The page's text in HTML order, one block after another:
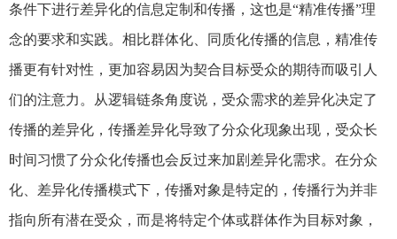
条件下进行差异化的信息定制和传播，这也是“精准传播”理
念的要求和实践。相比群体化、同质化传播的信息，精准传
播更有针对性，更加容易因为契合目标受众的期待而吸引人
们的注意力。从逻辑链条角度说，受众需求的差异化决定了
传播的差异化，传播差异化导致了分众化现象出现，受众长
时间习惯了分众化传播也会反过来加剧差异化需求。在分众
化、差异化传播模式下，传播对象是特定的，传播行为并非
指向所有潜在受众，而是将特定个体或群体作为目标对象，